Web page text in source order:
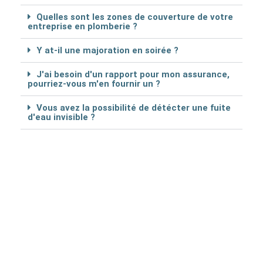
Quelles sont les zones de couverture de votre
entreprise en plomberie ?
Y at-il une majoration en soirée ?
J'ai besoin d'un rapport pour mon assurance,
pourriez-vous m'en fournir un ?
Vous avez la possibilité de détécter une fuite
d'eau invisible ?